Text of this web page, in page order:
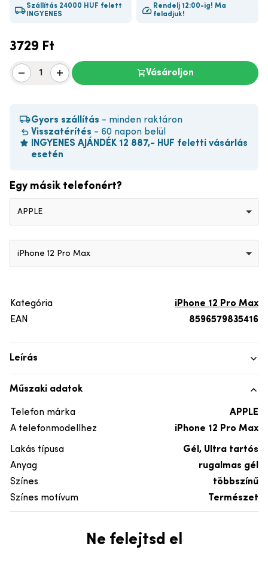
Szállítás 24000 HUF felett
INGYENES
Rendelj 12:00-ig! Ma
feladjuk!
3729 Ft
Vásároljon
Gyors szállítás - minden raktáron
Visszatérítés - 60 napon belül
INGYENES AJÁNDÉK 12 887,- HUF feletti vásárlás
esetén
Egy másik telefonért?
APPLE
iPhone 12 Pro Max
Kategória
iPhone 12 Pro Max
EAN
8596579835416
Leírás
Műszaki adatok
Telefon márka
APPLE
A telefonmodellhez
iPhone 12 Pro Max
Lakás típusa
Gél, Ultra tartós
Anyag
rugalmas gél
Színes
többszínű
Színes motívum
Természet
Ne felejtsd el